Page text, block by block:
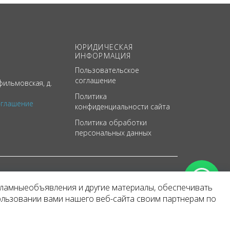
д.
ЮРИДИЧЕСКАЯ
ИНФОРМАЦИЯ
Пользовательское
соглашение
Политика
конфиденциальности сайта
Политика обработки
персональных данных
и другие материалы, обеспечивать
вами нашего веб-сайта своим партнерам по